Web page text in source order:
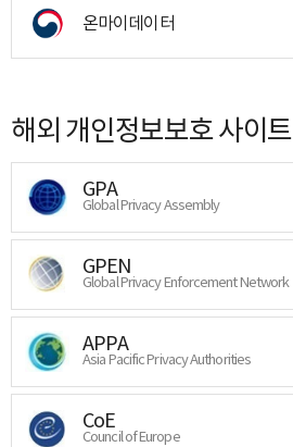
온마이데이터
해외 개인정보보호 사이트
GPA
Global Privacy Assembly
GPEN
Global Privacy Enforcement Network
APPA
Asia Pacific Privacy Authorities
CoE
Council of Europe